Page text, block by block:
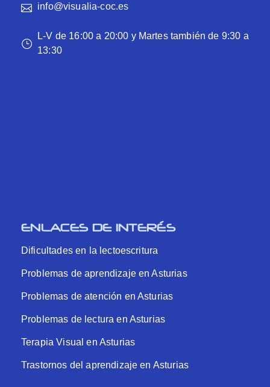
info@visualia-coc.es
L-V de 16:00 a 20:00 y Martes también de 9:30 a
13:30
ENLACES DE INTERÉS
Dificultades en la lectoescritura
Problemas de aprendizaje en Asturias
Problemas de atención en Asturias
Problemas de lectura en Asturias
Terapia Visual en Asturias
Trastornos del aprendizaje en Asturias